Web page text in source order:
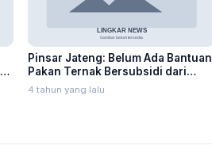
Pinsar Jateng: Belum Ada Bantuan
Pakan Ternak Bersubsidi dari
Pemerintah
4 tahun yang lalu